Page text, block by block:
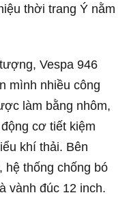
thời trang Ý nằm
Vespa 946
mình nhiều công
làm bằng nhôm,
cơ tiết kiệm
khí thải. Bên
hệ thống chống bó
vành đúc 12 inch.